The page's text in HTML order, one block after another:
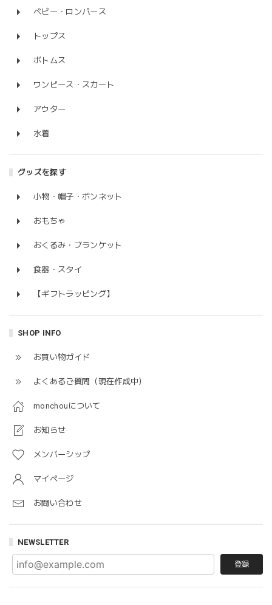
ベビー・ロンパース
トップス
ボトムス
ワンピース・スカート
アウター
水着
グッズを探す
小物・帽子・ボンネット
おもちゃ
おくるみ・ブランケット
食器・スタイ
【ギフトラッピング】
SHOP INFO
お買い物ガイド
よくあるご質問（現在作成中）
monchouについて
お知らせ
メンバーシップ
マイページ
お問い合わせ
NEWSLETTER
登録